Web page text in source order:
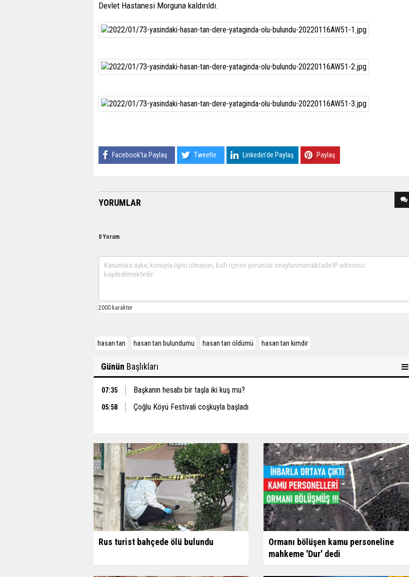
Devlet Hastanesi Morguna kaldırıldı.
Facebook'ta Paylaş Tweetle Linkedin'de Paylaş Paylaş
YORUMLAR
0 Yorum
hasan tan hasan tan bulundumu hasan tan öldümü hasan tan kimdir
Günün Başlıkları
07:35 Başkanın hesabı bir taşla iki kuş mu?
05:58 Çoğlu Köyü Festivali coşkuyla başladı
Rus turist bahçede ölü bulundu
Ormanı bölüşen kamu personeline
mahkeme 'Dur' dedi